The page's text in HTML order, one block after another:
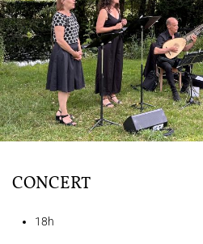
JOËL
MÉDIATION
CONCERT
18h